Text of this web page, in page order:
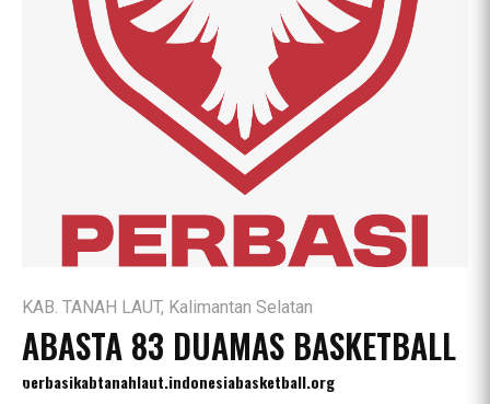
KAB. TANAH LAUT, Kalimantan Selatan
ABASTA 83 DUAMAS BASKETBALL
perbasikabtanahlaut.indonesiabasketball.org